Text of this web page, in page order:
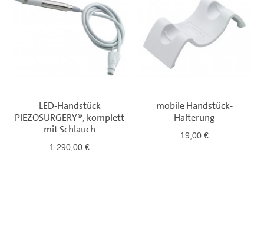
LED-Handstück
PIEZOSURGERY®, komplett
mit Schlauch
1.290,00 €
mobile Handstück-
Halterung
19,00 €